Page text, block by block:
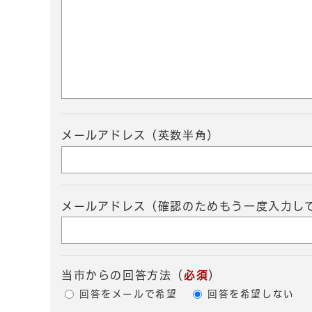
メールアドレス（英数半角）
メールアドレス（確認のためもう一度入力し
当市からの回答方法 （ 必須）
回答をメールで希望 回答を希望しない